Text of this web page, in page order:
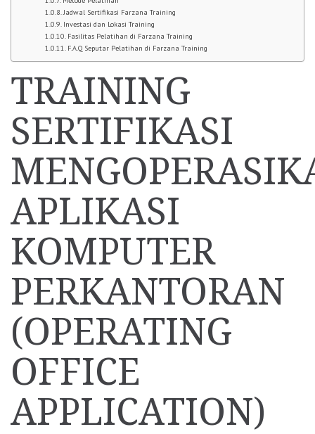
Jadwal Sertifikasi Farzana Training
Investasi dan Lokasi Training
Fasilitas Pelatihan di Farzana Training
F.A.Q Seputar Pelatihan di Farzana Training
TRAINING
SERTIFIKASI
APLIKASI
KOMPUTER
PERKANTORAN
(OPERATING
OFFICE
APPLICATION)